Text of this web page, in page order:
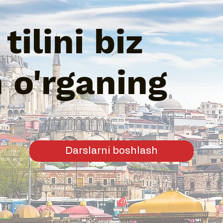
tilini biz
o'rganing
Darslarni boshlash